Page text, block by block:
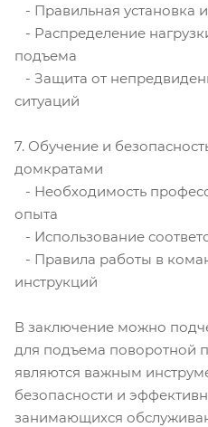
- Правильная установка
- Распределение
подъема
- Защита от
ситуаций
7. Обучение и
домкратами
- Необходимость
опыта
- Использование
- Правила работы в
инструкций
В заключение можно
для подъема поворотной
являются важным
безопасности и
занимающихся